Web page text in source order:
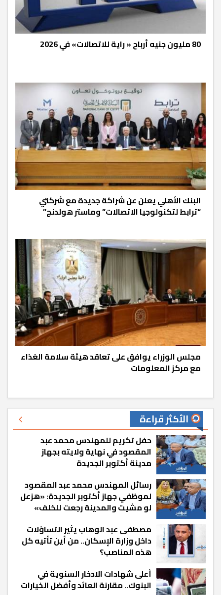
80 مليون جنيه أرباح « راية للاتصالات» في 2026
البنك الأهلي يعلن عن شراكة جديدة مع شركتي
“ترابط لتكنولوجيا الاتصالات” وماستر هولدنج”
مجلس الوزراء يوافق على تعاقد هيئة سلامة الغذاء
مع مركز المعلومات
الأكثر قراءة
حفل تكريم للمهندس محمد عبد
المقصود في نهاية ولايته بجهاز
مدينة أكتوبر الجديدة
رسائل المهندس محمد عبد المقصود
لموظفي جهاز أكتوبر الجديدة: «هزعل
لو مشيت والمدينة رجعت للخلف»
مصطفى عبد الوهاب يثير التساؤلات
داخل وزارة الإسكان.. من أين تأتيه كل
هذه المناصب؟
أعلى شهادات الادخار السنوية في
البنوك.. مقارنة العائد وأفضل الخيارات